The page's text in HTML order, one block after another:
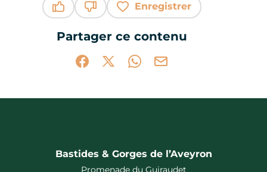
Enregistrer
Partager ce contenu
Partager sur Facebook (nouvelle
Partager sur X / Twitter (nouvelle
Partager sur WhatsApp
Partager par mail
Bastides & Gorges de l’Aveyron
Promenade du Guiraudet